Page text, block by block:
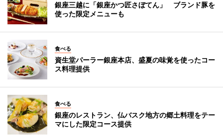
銀座三越に「銀座かつ匠さぼてん」 ブランド豚を
使った限定メニューも
食べる
資生堂パーラー銀座本店、盛夏の味覚を使ったコー
ス料理提供
食べる
銀座のレストラン、仏バスク地方の郷土料理をテー
マにした限定コース提供